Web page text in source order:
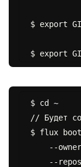
$ export
$ cd ~
// Будет
$ flux